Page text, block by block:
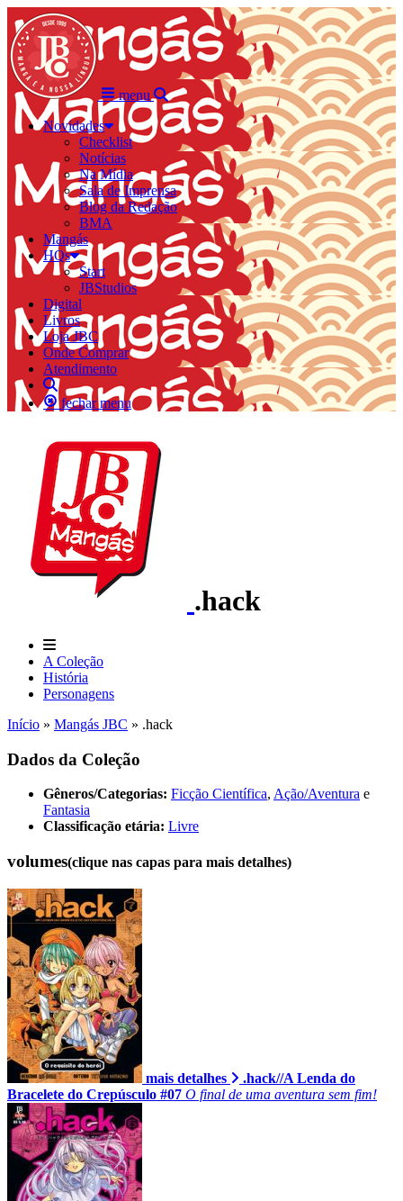
menu
Novidades
Checklist
Notícias
Na Mídia
Sala de Imprensa
Blog da Redação
BMA
Mangás
HQs
Start
JBStudios
Digital
Livros
Loja JBC
Onde Comprar
Atendimento
fechar menu
.hack
A Coleção
História
Personagens
Início » Mangás JBC » .hack
Dados da Coleção
Gêneros/Categorias: Ficção Científica, Ação/Aventura e
Fantasia
Classificação etária: Livre
volumes(clique nas capas para mais detalhes)
mais detalhes
.hack//A Lenda do
Bracelete do Crepúsculo #07 O final de uma aventura sem fim!